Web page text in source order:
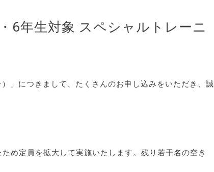
6年生対象 スペシャルトレーニ
」につきまして、たくさんのお申し込みをいただき、誠
め定員を拡大して実施いたします。残り若干名の空き